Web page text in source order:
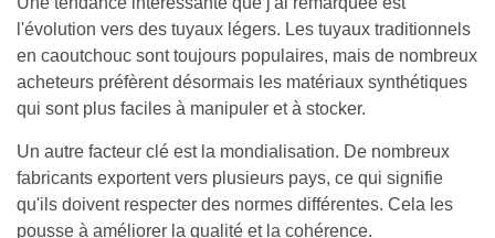
l'évolution vers des tuyaux légers. Les tuyaux traditionnels
en caoutchouc sont toujours populaires, mais de nombreux
acheteurs préfèrent désormais les matériaux synthétiques
qui sont plus faciles à manipuler et à stocker.
Un autre facteur clé est la mondialisation. De nombreux
fabricants exportent vers plusieurs pays, ce qui signifie
qu'ils doivent respecter des normes différentes. Cela les
pousse à améliorer la qualité et la cohérence.